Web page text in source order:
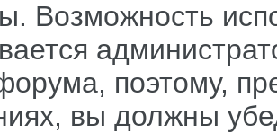
Возможность
поэтому,
вы должны